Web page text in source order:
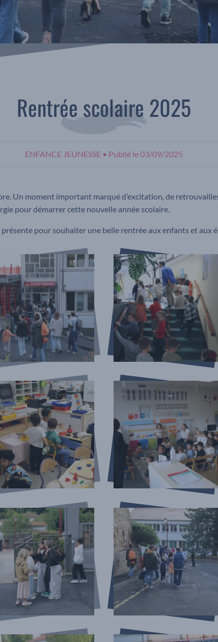
Rentrée scolaire 2025
ENFANCE JEUNESSE• Publié le03/09/2025
Un moment important marqué d’excitation, de
pour démarrer cette nouvelle année scolaire.
pour souhaiter une belle rentrée aux enfants et aux